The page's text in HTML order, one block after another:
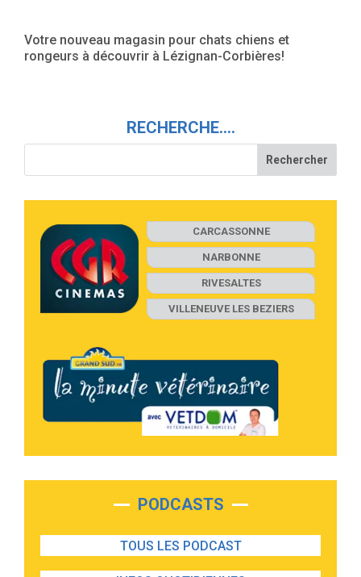
Votre nouveau magasin pour chats chiens et
rongeurs à découvrir à Lézignan-Corbières!
RECHERCHE….
CARCASSONNE
NARBONNE
RIVESALTES
VILLENEUVE LES BEZIERS
PODCASTS
TOUS LES PODCAST